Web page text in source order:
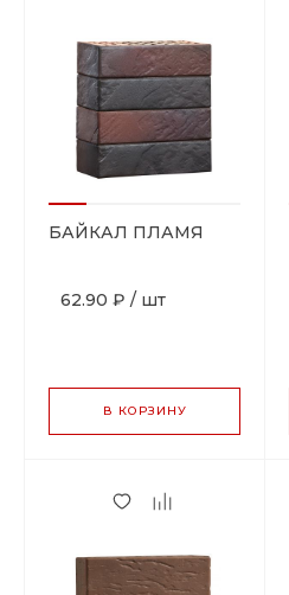
БАЙКАЛ ПЛАМЯ
62.90 ₽ / шт
В КОРЗИНУ